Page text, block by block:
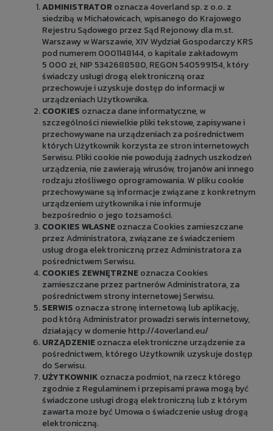
ADMINISTRATOR oznacza 4overland sp. z o.o. z
siedzibą w Michałowicach, wpisanego do Krajowego
Rejestru Sądowego przez Sąd Rejonowy dla m.st.
Warszawy w Warszawie, XIV Wydział Gospodarczy KRS
pod numerem 0001148144, o kapitale zakładowym
5 000 zł, NIP 5342688580, REGON 540599154, który
świadczy usługi drogą elektroniczną oraz
przechowuje i uzyskuje dostęp do informacji w
urządzeniach Użytkownika.
COOKIES oznacza dane informatyczne, w
szczególności niewielkie pliki tekstowe, zapisywane i
przechowywane na urządzeniach za pośrednictwem
których Użytkownik korzysta ze stron internetowych
Serwisu. Pliki cookie nie powodują żadnych uszkodzeń
urządzenia, nie zawierają wirusów, trojanów ani innego
rodzaju złośliwego oprogramowania. W pliku cookie
przechowywane są informacje związane z konkretnym
urządzeniem użytkownika i nie informuje
bezpośrednio o jego tożsamości.
COOKIES WŁASNEoznacza Cookies zamieszczane
przez Administratora, związane ze świadczeniem
usług droga elektroniczną przez Administratora za
pośrednictwem Serwisu.
COOKIES ZEWNĘTRZNEoznacza Cookies
zamieszczane przez partnerów Administratora, za
pośrednictwem strony internetowej Serwisu.
SERWIS oznacza stronę internetową lub aplikację,
pod którą Administrator prowadzi serwis internetowy,
działający w domenie http://4overland.eu/
URZĄDZENIEoznacza elektroniczne urządzenie za
pośrednictwem, którego Użytkownik uzyskuje dostęp
do Serwisu.
UŻYTKOWNIK oznacza podmiot, na rzecz którego
zgodnie z Regulaminem i przepisami prawa mogą być
świadczone usługi drogą elektroniczną lub z którym
zawarta może być Umowa o świadczenie usług drogą
elektroniczną.